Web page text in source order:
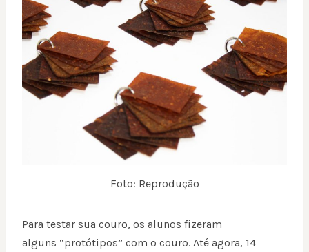
Foto: Reprodução
Para testar sua couro, os alunos fizeram
alguns “protótipos” com o couro. Até agora, 14